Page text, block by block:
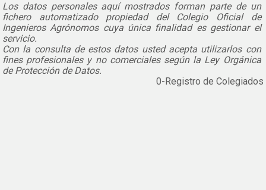
Los datos personales aquí mostrados forman parte de un
fichero automatizado propiedad del Colegio Oficial de
Ingenieros Agrónomos cuya única finalidad es gestionar el
servicio.
Con la consulta de estos datos usted acepta utilizarlos con
fines profesionales y no comerciales según la Ley Orgánica
de Protección de Datos.
-Registro de Colegiados
0